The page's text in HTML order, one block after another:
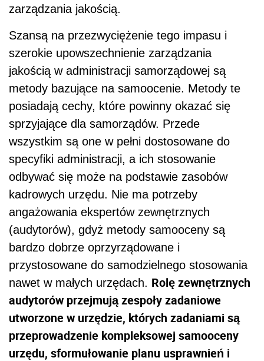
zarządzania jakością.
Szansą na przezwyciężenie tego impasu i
szerokie upowszechnienie zarządzania
jakością w administracji samorządowej są
metody bazujące na samoocenie. Metody te
posiadają cechy, które powinny okazać się
sprzyjające dla samorządów. Przede
wszystkim są one w pełni dostosowane do
specyfiki administracji, a ich stosowanie
odbywać się może na podstawie zasobów
kadrowych urzędu. Nie ma potrzeby
angażowania ekspertów zewnętrznych
(audytorów), gdyż metody samooceny są
bardzo dobrze oprzyrządowane i
przystosowane do samodzielnego stosowania
nawet w małych urzędach. Rolę zewnętrznych
audytorów przejmują zespoły zadaniowe
utworzone w urzędzie, których zadaniami są
przeprowadzenie kompleksowej samooceny
urzędu, sformułowanie planu usprawnień i